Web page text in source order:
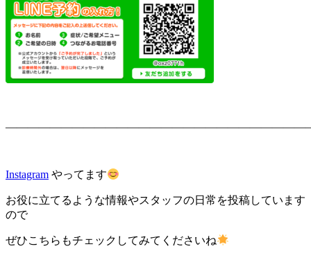
Instagram やってます
お役に立てるような情報やスタッフの日常を投稿しています
ので
ぜひこちらもチェックしてみてくださいね